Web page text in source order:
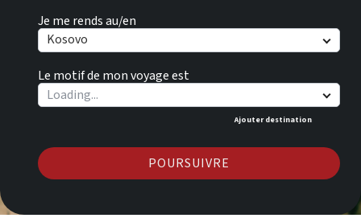
Je me rends au/en
Kosovo
Le motif de mon voyage est
Ajouter destination
POURSUIVRE